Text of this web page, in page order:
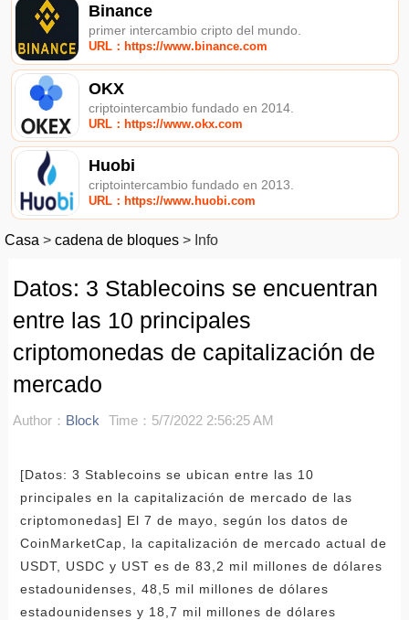
Binance
primer intercambio cripto del mundo.
URL：https://www.binance.com
OKX
criptointercambio fundado en 2014.
URL：https://www.okx.com
Huobi
criptointercambio fundado en 2013.
URL：https://www.huobi.com
Casa > cadena de bloques > Info
Datos: 3 Stablecoins se encuentran
entre las 10 principales
criptomonedas de capitalización de
mercado
Author： Block Time：5/7/2022 2:56:25 AM
[Datos: 3 Stablecoins se ubican entre las 10
principales en la capitalización de mercado de las
criptomonedas] El 7 de mayo, según los datos de
CoinMarketCap, la capitalización de mercado actual de
USDT, USDC y UST es de 83,2 mil millones de dólares
estadounidenses, 48,5 mil millones de dólares
estadounidenses y 18,7 mil millones de dólares